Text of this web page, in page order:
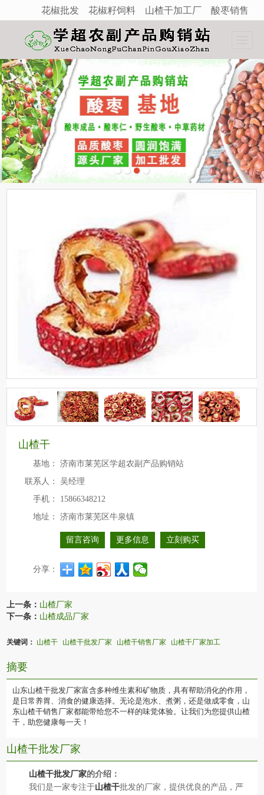
很遗憾，因您的浏览器版本过低导致无法获得最佳浏览体验，推荐下载安装谷歌浏览器！
花椒批发 花椒籽饲料 山楂干加工厂 酸枣销售
山楂干
基地：
济南市莱芜区学超农副产品购销站
联系人：
吴经理
手机：
15866348212
地址：
济南市莱芜区牛泉镇
留言咨询 更多信息 立刻购买
分享：
上一条： 山楂厂家
下一条： 山楂成品厂家
关键词： 山楂干 山楂干批发厂家 山楂干销售厂家 山楂干厂家加工
摘要
山东山楂干批发厂家富含多种维生素和矿物质，具有帮助消化的作用，
是日常养胃、消食的健康选择。无论是泡水、煮粥，还是做成零食，山
东山楂干销售厂家都能带给您不一样的味觉体验。让我们为您提供山楂
干，助您健康每一天！
山楂干批发厂家
山楂干批发厂家的介绍：
我们是一家专注于山楂干批发的厂家，提供优良的产品，严